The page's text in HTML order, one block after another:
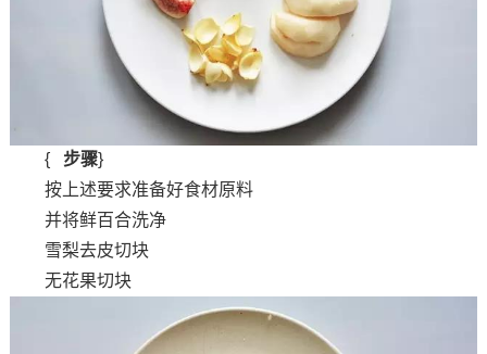
{ 步骤}
按上述要求准备好食材原料
并将鲜百合洗净
雪梨去皮切块
无花果切块